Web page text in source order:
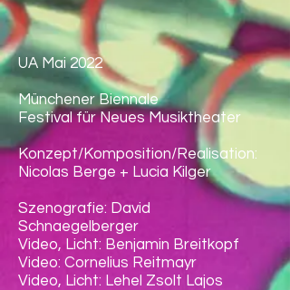
UA Mai 2022
Münchener Biennale
Festival für Neues Musiktheater
Konzept/Komposition/Realisation:
Nicolas Berge + Lucia Kilger
Szenografie: David
Schnaegelberger
Video, Licht: Benjamin Breitkopf
Video: Cornelius Reitmayr
Video, Licht: Lehel Zsolt Lajos